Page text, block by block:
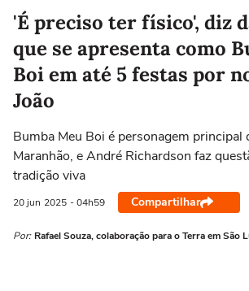
'É preciso ter físico', diz
que se apresenta como
Boi em até 5 festas por
João
Bumba Meu Boi é personagem principal
Maranhão, e André Richardson faz
tradição viva
20 jun 2025 - 04h59 Compartilhar
Por: Rafael Souza, colaboração para o Terra em São